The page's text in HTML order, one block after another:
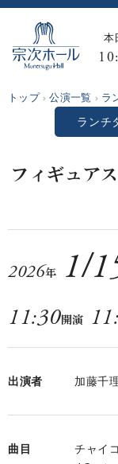
本
トップ 公演一覧 ラ
ランチ
フィギュア
2026年 1/
11:30開演
出演者 加藤千
曲目
チャイ